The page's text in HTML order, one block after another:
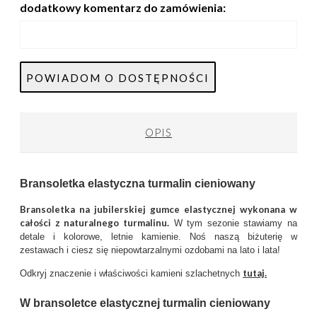
dodatkowy komentarz do zamówienia:
POWIADOM O DOSTĘPNOŚCI
OPIS
Bransoletka elastyczna turmalin cieniowany
Bransoletka na jubilerskiej gumce elastycznej wykonana w
całości z naturalnego turmalinu.W tym sezonie stawiamy na
detale i kolorowe, letnie kamienie. Noś naszą biżuterię w
zestawach i ciesz się niepowtarzalnymi ozdobami na lato i lata!
Odkryj znaczenie i właściwości kamieni szlachetnych tutaj.
W bransoletce elastycznej turmalin cieniowany